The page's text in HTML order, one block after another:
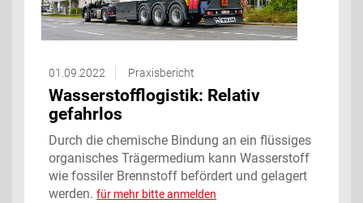
01.09.2022 Praxisbericht
Wasserstofflogistik: Relativ
gefahrlos
Durch die chemische Bindung an ein flüssiges
organisches Trägermedium kann Wasserstoff
wie fossiler Brennstoff befördert und gelagert
werden. für mehr bitte anmelden